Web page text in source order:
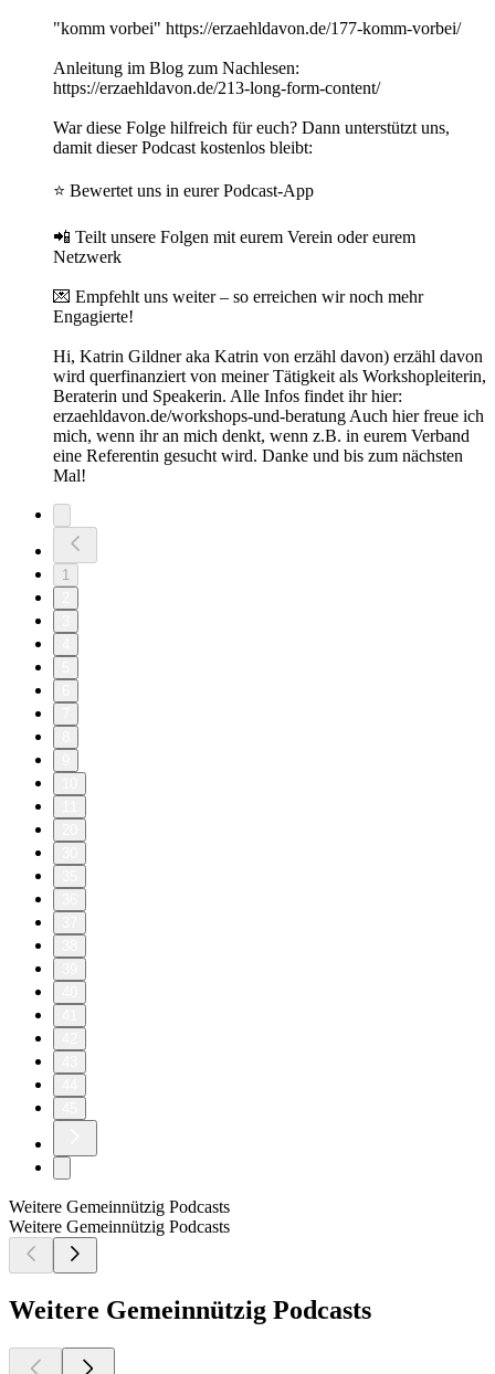
"komm vorbei" https://erzaehldavon.de/177-komm-vorbei/
Anleitung im Blog zum Nachlesen:
https://erzaehldavon.de/213-long-form-content/
War diese Folge hilfreich für euch? Dann unterstützt uns,
damit dieser Podcast kostenlos bleibt:
⭐ Bewertet uns in eurer Podcast-App
📲 Teilt unsere Folgen mit eurem Verein oder eurem
Netzwerk
💌 Empfehlt uns weiter – so erreichen wir noch mehr
Engagierte!
Hi, Katrin Gildner aka Katrin von erzähl davon) erzähl davon
wird querfinanziert von meiner Tätigkeit als Workshopleiterin,
Beraterin und Speakerin. Alle Infos findet ihr hier:
erzaehldavon.de/workshops-und-beratung Auch hier freue ich
mich, wenn ihr an mich denkt, wenn z.B. in eurem Verband
eine Referentin gesucht wird. Danke und bis zum nächsten
Mal!
1
Weitere Gemeinnützig Podcasts
Weitere Gemeinnützig Podcasts
Weitere Gemeinnützig Podcasts